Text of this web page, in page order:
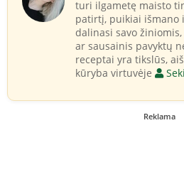
turi ilgametę maisto
patirtį, puikiai išmano
dalinasi savo
ar sausainis pavyktų
receptai yra tikslūs,
kūryba virtuvėje
Reklama